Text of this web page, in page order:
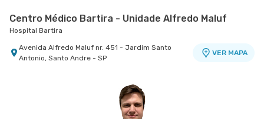
Centro Médico Bartira - Unidade Alfredo Maluf
Hospital Bartira
Avenida Alfredo Maluf nr. 451 - Jardim Santo
Antonio, Santo Andre - SP
VER MAPA